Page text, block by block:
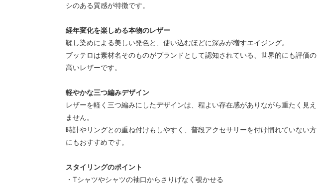
シのある質感が特徴です。
経年変化を楽しめる本物のレザー
鞣し染めによる美しい発色と、使い込むほどに深みが増すエイジング。
ブッテロは素材名そのものがブランドとして認知されている、世界的にも評価の
高いレザーです。
軽やかな三つ編みデザイン
レザーを軽く三つ編みにしたデザインは、程よい存在感がありながら重たく見え
ません。
時計やリングとの重ね付けもしやすく、普段アクセサリーを付け慣れていない方
にもおすすめです。
スタイリングのポイント
・Tシャツやシャツの袖口からさりげなく覗かせる